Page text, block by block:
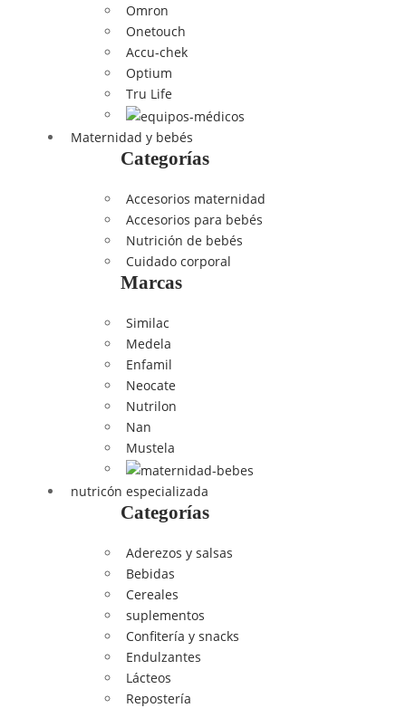
Omron
Onetouch
Accu-chek
Optium
Tru Life
Maternidad y bebés
Categorías
Accesorios maternidad
Accesorios para bebés
Nutrición de bebés
Cuidado corporal
Marcas
Similac
Medela
Enfamil
Neocate
Nutrilon
Nan
Mustela
nutricón especializada
Categorías
Aderezos y salsas
Bebidas
Cereales
suplementos
Confitería y snacks
Endulzantes
Lácteos
Repostería